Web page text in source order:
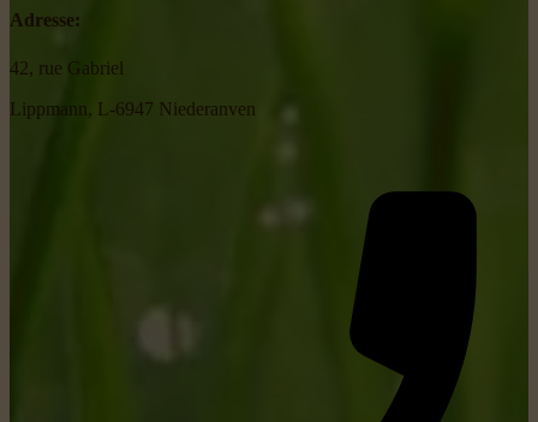
Adresse:
42, rue Gabriel
Lippmann, L-6947 Niederanven